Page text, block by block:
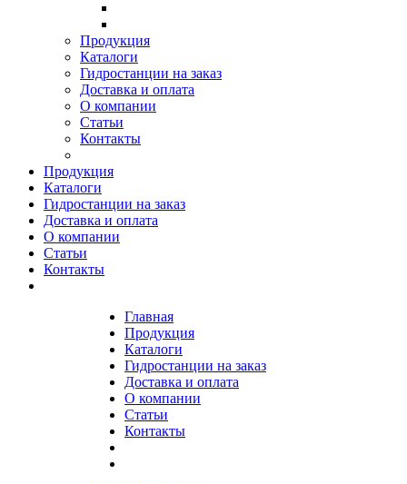
Продукция
Каталоги
Гидростанции на заказ
Доставка и оплата
О компании
Статьи
Контакты
Продукция
Каталоги
Гидростанции на заказ
Доставка и оплата
О компании
Статьи
Контакты
Главная
Продукция
Каталоги
Гидростанции на заказ
Доставка и оплата
О компании
Статьи
Контакты